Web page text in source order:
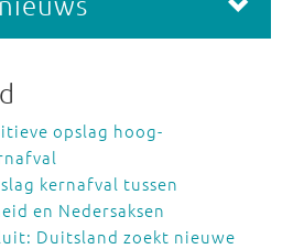
opslag hoog-
kernafval tussen
en Nedersaksen
Duitsland zoekt nieuwe